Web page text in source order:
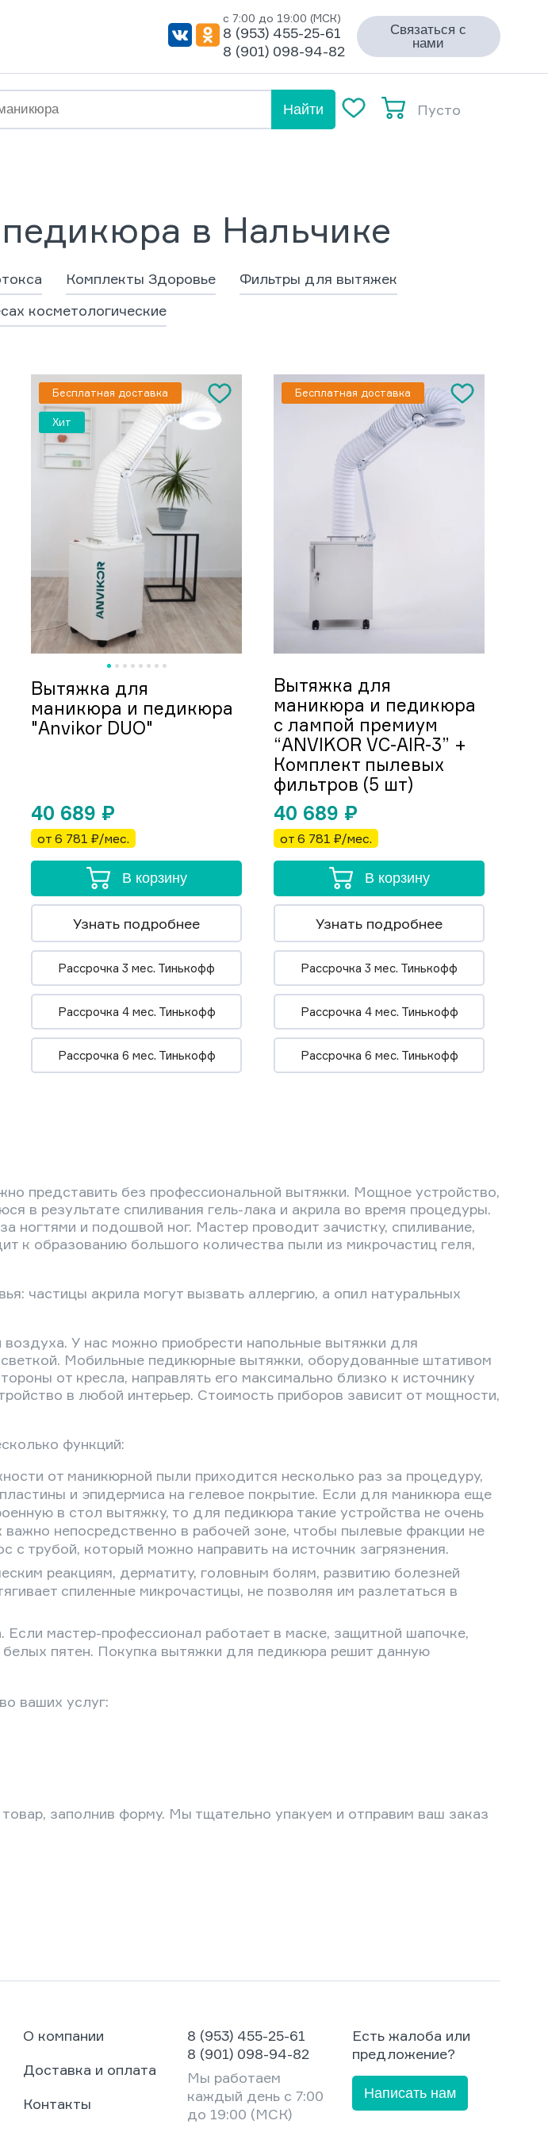
с 7:00 до 19:00 (МСК)
8 (953) 455-25-61
8 (901) 098-94-82
Связаться с
нами
Найти Пусто
в Нальчике
Комплекты Здоровье
Фильтры для вытяжек
косметологические
Бесплатная доставка
Хит
Вытяжка для
маникюра и педикюра
"Anvikor DUO"
40 689 ₽
от 6 781 ₽/мес.
В корзину
Узнать подробнее
Рассрочка 3 мес. Тинькофф
Рассрочка 4 мес. Тинькофф
Рассрочка 6 мес. Тинькофф
Бесплатная доставка
Вытяжка для
маникюра и педикюра
с лампой премиум
“ANVIKOR VC-AIR-3” +
Комплект пылевых
фильтров (5 шт)
40 689 ₽
от 6 781 ₽/мес.
В корзину
Узнать подробнее
Рассрочка 3 мес. Тинькофф
Рассрочка 4 мес. Тинькофф
Рассрочка 6 мес. Тинькофф
представить без профессиональной вытяжки. Мощное устройство,
в результате спиливания гель-лака и акрила во время процедуры.
и подошвой ног. Мастер проводит зачистку, спиливание,
к образованию большого количества пыли из микрочастиц геля,
частицы акрила могут вызвать аллергию, а опил натуральных
У нас можно приобрести напольные вытяжки для
Мобильные педикюрные вытяжки, оборудованные штативом
от кресла, направлять его максимально близко к источнику
в любой интерьер. Стоимость приборов зависит от мощности,
функций:
от маникюрной пыли приходится несколько раз за процедуру,
и эпидермиса на гелевое покрытие. Если для маникюра еще
в стол вытяжку, то для педикюра такие устройства не очень
непосредственно в рабочей зоне, чтобы пылевые фракции не
трубой, который можно направить на источник загрязнения.
реакциям, дерматиту, головным болям, развитию болезней
спиленные микрочастицы, не позволяя им разлетаться в
мастер-профессионал работает в маске, защитной шапочке,
пятен. Покупка вытяжки для педикюра решит данную
ваших услуг:
заполнив форму. Мы тщательно упакуем и отправим ваш заказ
О компании
Доставка и оплата
Контакты
8 (953) 455-25-61
8 (901) 098-94-82
Мы работаем
каждый день с 7:00
до 19:00 (МСК)
Есть жалоба или
предложение?
Написать нам